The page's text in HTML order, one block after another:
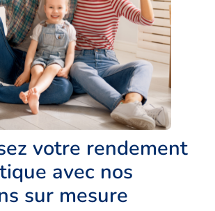
votre rendement
avec nos
sur mesure